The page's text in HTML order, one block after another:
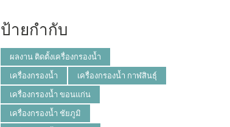
ป้ายกำกับ
ผลงาน ติดตั้งเครื่องกรองน้ำ
เครื่องกรองน้ำ
เครื่องกรองน้ำ กาฬสินธุ์
เครื่องกรองน้ำ ขอนแก่น
เครื่องกรองน้ำ ชัยภูมิ